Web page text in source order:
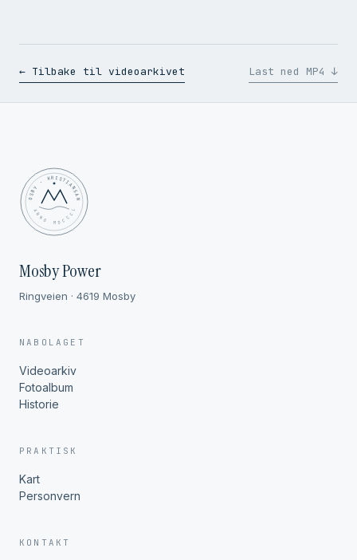
← Tilbake til videoarkivet Last ned MP4 ↓
MOSBY · KRISTIANSAND
✦ ANNO MDCCCL ✦
Mosby Power
Ringveien · 4619 Mosby
NABOLAGET
Videoarkiv
Fotoalbum
Historie
PRAKTISK
Kart
Personvern
KONTAKT